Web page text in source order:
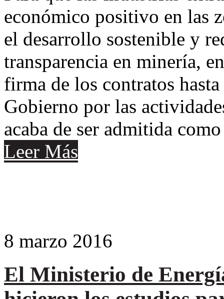
económico positivo en las
el desarrollo sostenible y
transparencia en minería,
firma de los contratos
Gobierno por las
acaba de ser admitida
Leer Más
8 marzo 2016
El Ministerio de